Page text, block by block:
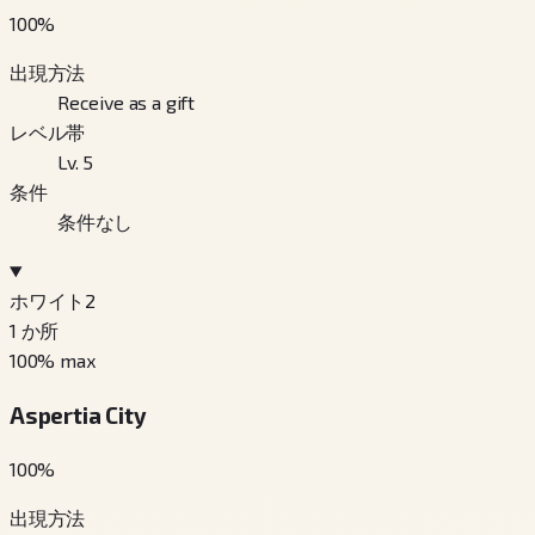
100%
出現方法
Receive as a gift
レベル帯
Lv. 5
条件
条件なし
ホワイト2
1 か所
100% max
Aspertia City
100%
出現方法